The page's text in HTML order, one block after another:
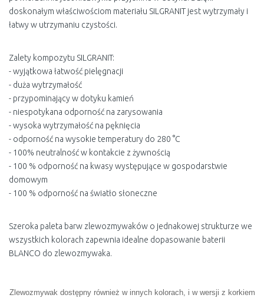
doskonałym właściwościom materiału SILGRANIT jest wytrzymały i
łatwy w utrzymaniu czystości.
Zalety kompozytu SILGRANIT:
- wyjątkowa łatwość pielęgnacji
- duża wytrzymałość
- przypominający w dotyku kamień
- niespotykana odporność na zarysowania
- wysoka wytrzymałość na pęknięcia
- odporność na wysokie temperatury do 280 °C
- 100% neutralność w kontakcie z żywnością
- 100 % odporność na kwasy występujące w gospodarstwie
domowym
- 100 % odporność na światło słoneczne
Szeroka paleta barw zlewozmywaków o jednakowej strukturze we
wszystkich kolorach zapewnia idealne dopasowanie baterii
BLANCO do zlewozmywaka.
Zlewozmywak dostępny również w innych kolorach, i w wersji z korkiem